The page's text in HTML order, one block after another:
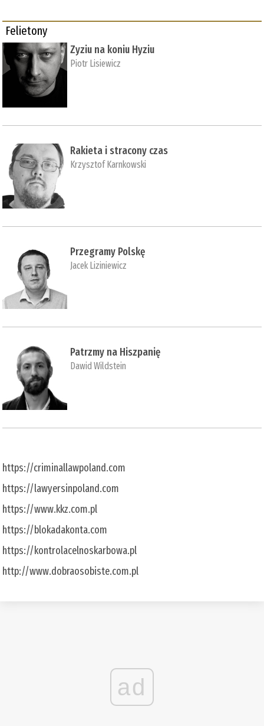
Felietony
Zyziu na koniu Hyziu
Piotr Lisiewicz
Rakieta i stracony czas
Krzysztof Karnkowski
Przegramy Polskę
Jacek Liziniewicz
Patrzmy na Hiszpanię
Dawid Wildstein
https://criminallawpoland.com
https://lawyersinpoland.com
https://www.kkz.com.pl
https://blokadakonta.com
https://kontrolacelnoskarbowa.pl
http://www.dobraosobiste.com.pl
ad